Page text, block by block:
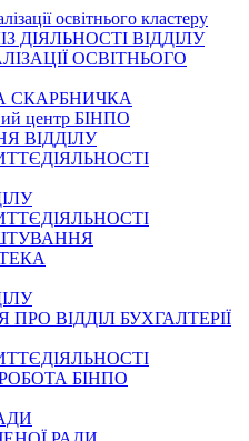
освітнього кластеру
ДІЯЛЬНОСТІ ВІДДІЛУ
ОСВІТНЬОГО
СКАРБНИЧКА
центр БІНПО
ВІДДІЛУ
ВІДДІЛ БУХГАЛТЕРІЇ
БІНПО